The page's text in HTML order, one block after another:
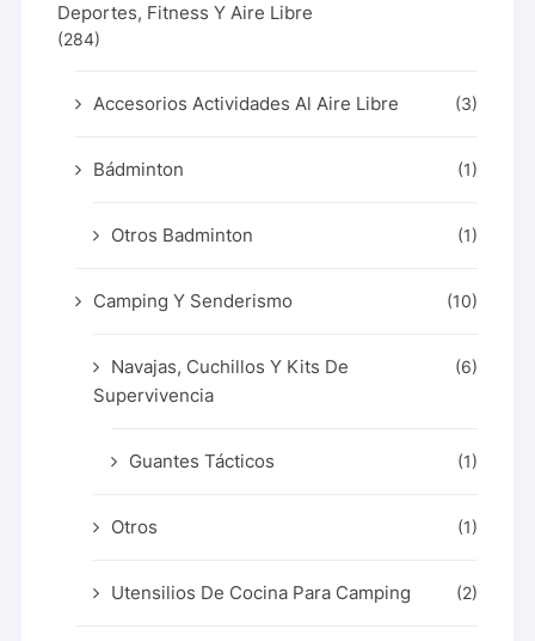
Deportes, Fitness Y Aire Libre
(284)
Accesorios Actividades Al Aire Libre (3)
Bádminton (1)
Otros Badminton (1)
Camping Y Senderismo (10)
Navajas, Cuchillos Y Kits De
Supervivencia
(6)
Guantes Tácticos (1)
Otros (1)
Utensilios De Cocina Para Camping (2)